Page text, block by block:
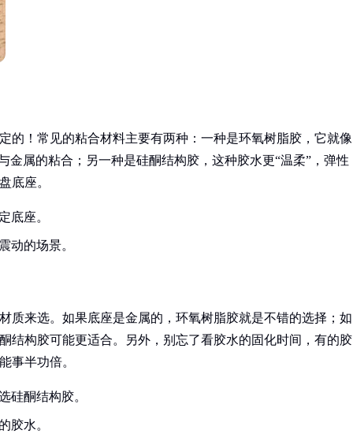
的！常见的粘合材料主要有两种：一种是环氧树脂胶，它就像
金属的粘合；另一种是硅酮结构胶，这种胶水更“温柔”，弹性
底座。
底座。
动的场景。
质来选。如果底座是金属的，环氧树脂胶就是不错的选择；如
结构胶可能更适合。另外，别忘了看胶水的固化时间，有的胶
事半功倍。
硅酮结构胶。
胶水。